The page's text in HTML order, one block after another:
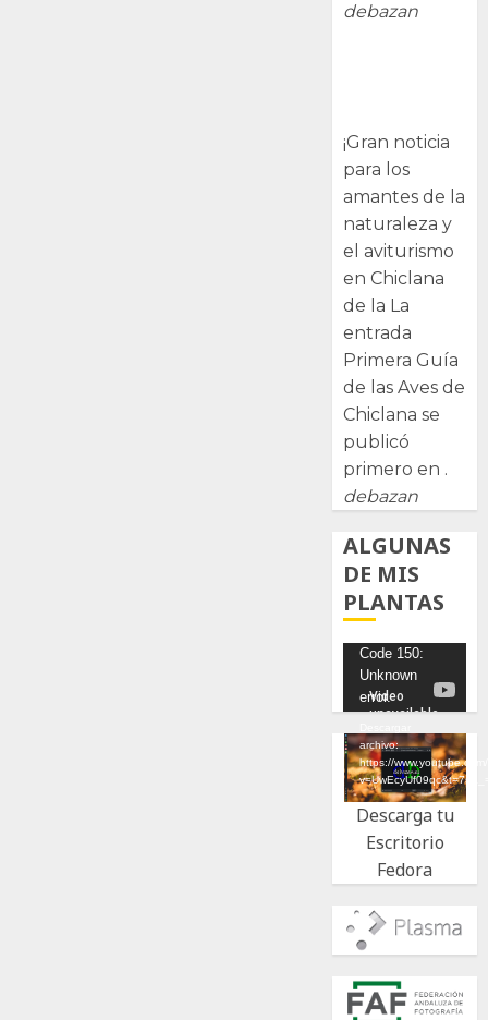
debazan
¡Gran noticia
para los
amantes de la
naturaleza y
el aviturismo
en Chiclana
de la La
entrada
Primera Guía
de las Aves de
Chiclana se
publicó
primero en .
debazan
ALGUNAS
DE MIS
PLANTAS
Reproductor
de
vídeo
Code 150:
Unknown
error.
archivo:
https://
Descarga tu
Escritorio
Fedora